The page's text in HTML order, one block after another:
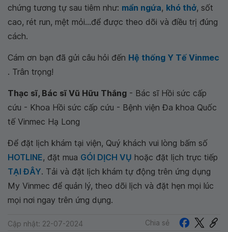
chứng tương tự sau tiêm như: mẩn ngứa, khó thở, sốt
cao, rét run, mệt mỏi...để được theo dõi và điều trị đúng
cách.
Cám ơn bạn đã gửi câu hỏi đến Hệ thống Y Tế Vinmec
. Trân trọng!
Thạc sĩ, Bác sĩ Vũ Hữu Thắng - Bác sĩ Hồi sức cấp
cứu - Khoa Hồi sức cấp cứu - Bệnh viện Đa khoa Quốc
tế Vinmec Hạ Long
Để đặt lịch khám tại viện, Quý khách vui lòng bấm số
HOTLINE, đặt mua GÓI DỊCH VỤ hoặc đặt lịch trực tiếp
TẠI ĐÂY. Tải và đặt lịch khám tự động trên ứng dụng
My Vinmec để quản lý, theo dõi lịch và đặt hẹn mọi lúc
mọi nơi ngay trên ứng dụng.
Cập nhật: 22-07-2024 Chia sẻ